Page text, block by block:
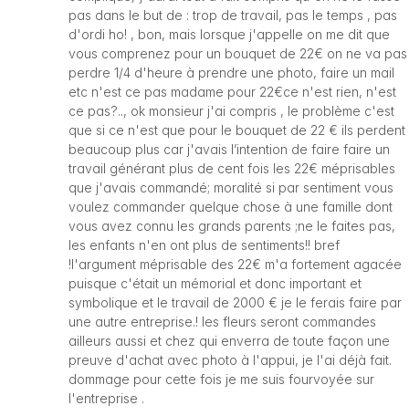
pas dans le but de : trop de travail, pas le temps , pas
d'ordi ho! , bon, mais lorsque j'appelle on me dit que
vous comprenez pour un bouquet de 22€ on ne va pas
perdre 1/4 d'heure à prendre une photo, faire un mail
etc n'est ce pas madame pour 22€ce n'est rien, n'est
ce pas?.., ok monsieur j'ai compris , le problème c'est
que si ce n'est que pour le bouquet de 22 € ils perdent
beaucoup plus car j'avais l’intention de faire faire un
travail générant plus de cent fois les 22€ méprisables
que j'avais commandé; moralité si par sentiment vous
voulez commander quelque chose à une famille dont
vous avez connu les grands parents ;ne le faites pas,
les enfants n'en ont plus de sentiments!! bref
!l'argument méprisable des 22€ m'a fortement agacée
puisque c'était un mémorial et donc important et
symbolique et le travail de 2000 € je le ferais faire par
une autre entreprise.! les fleurs seront commandes
ailleurs aussi et chez qui enverra de toute façon une
preuve d'achat avec photo à l'appui, je l'ai déjà fait.
dommage pour cette fois je me suis fourvoyée sur
l'entreprise .